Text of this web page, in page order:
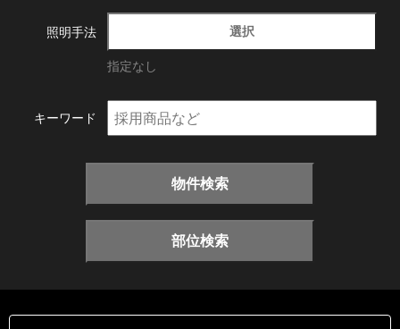
照明手法 選択
指定なし
キーワード
物件検索
部位検索